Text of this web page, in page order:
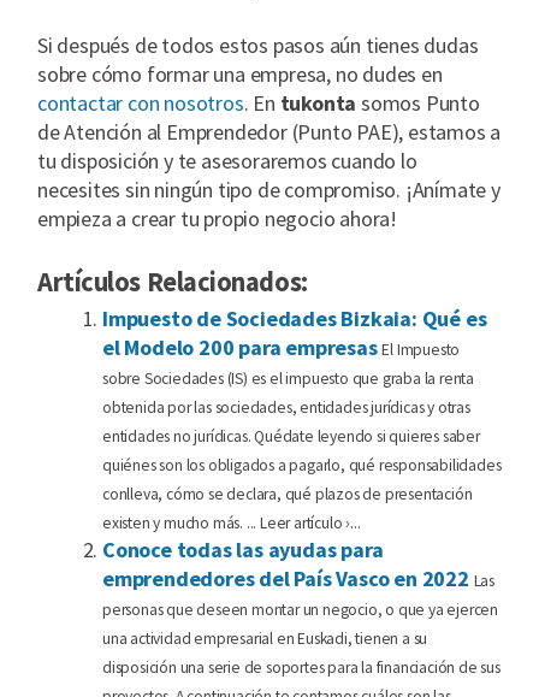
Si después de todos estos pasos aún tienes dudas
sobre cómo formar una empresa, no dudes en
contactar con nosotros. En tukonta somos Punto
de Atención al Emprendedor (Punto PAE), estamos a
tu disposición y te asesoraremos cuando lo
necesites sin ningún tipo de compromiso. ¡Anímate y
empieza a crear tu propio negocio ahora!
Artículos Relacionados:
Impuesto de Sociedades Bizkaia: Qué es
el Modelo 200 para empresas El Impuesto
sobre Sociedades (IS) es el impuesto que graba la renta
obtenida por las sociedades, entidades jurídicas y otras
entidades no jurídicas. Quédate leyendo si quieres saber
quiénes son los obligados a pagarlo, qué responsabilidades
conlleva, cómo se declara, qué plazos de presentación
existen y mucho más. ... Leer artículo ›...
Conoce todas las ayudas para
emprendedores del País Vasco en 2022 Las
personas que deseen montar un negocio, o que ya ejercen
una actividad empresarial en Euskadi, tienen a su
disposición una serie de soportes para la financiación de sus